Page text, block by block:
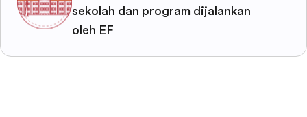
sekolah dan program dijalankan
oleh EF